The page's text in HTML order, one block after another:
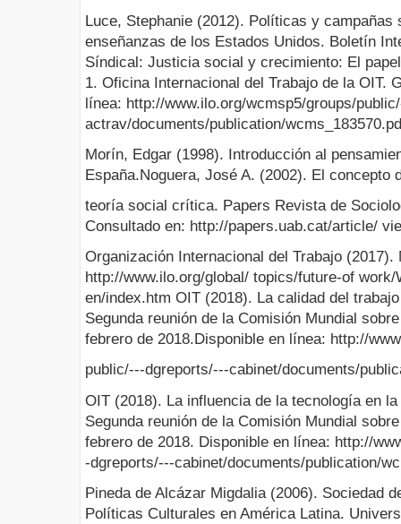
Luce, Stephanie (2012). Políticas y campañas
enseñanzas de los Estados Unidos. Boletín
Síndical: Justicia social y crecimiento: El
1. Oficina Internacional del Trabajo de la OIT.
línea: http://www.ilo.org/wcmsp5/groups/
actrav/documents/publication/
Morín, Edgar (1998). Introducción al
España.Noguera, José A. (2002). El concepto
teoría social crítica. Papers Revista de
Consultado en: http://papers.uab.cat/article/
Organización Internacional del Trabajo
http://www.ilo.org/global/ topics/future-of work/
en/index.htm OIT (2018). La calidad del
Segunda reunión de la Comisión Mundial
febrero de 2018.Disponible en línea: http://
public/---dgreports/---cabinet/documents/
OIT (2018). La influencia de la tecnología en
Segunda reunión de la Comisión Mundial
febrero de 2018. Disponible en línea: http://
-dgreports/---cabinet/documents/publication/
Pineda de Alcázar Migdalia (2006). Sociedad
Políticas Culturales en América Latina.